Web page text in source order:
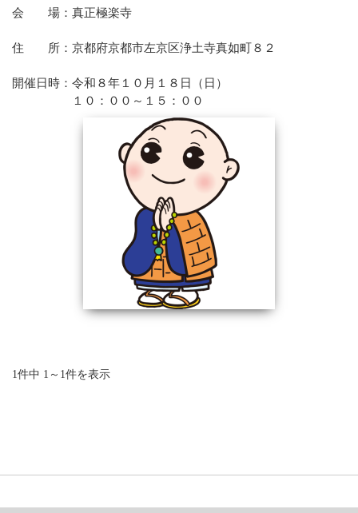
寺院検索
天台宗リンク集
全国の行事
行事報告
天台ジャーナル
年中行事リーフレット(しおり)
天台宗開運招福カレンダー
ほとけさまのサイン
ともしび(バックナンバー)
災害時における天台宗の取り組み
葬儀と供養について
一隅を照らす運動総本部
会 場：真正極楽寺
住 所：京都府京都市左京区浄土寺真如町８２
開催日時：令和８年１０月１８日（日）
１０：００～１５：００
1件中 1～1件を表示